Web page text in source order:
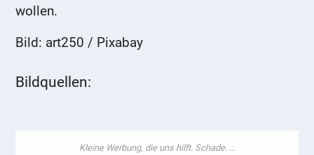
wollen.
Bild: art250 / Pixabay
Bildquellen: